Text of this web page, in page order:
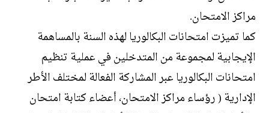
مراكز الامتحان.
كما تميزت امتحانات البكالوريا لهذه السنة بالمساهمة
الإيجابية لمجموعة من المتدخلين في عملية تنظيم
امتحانات البكالوريا عبر المشاركة الفعالة لمختلف الأطر
الإدارية ( رؤساء مراكز الامتحان، أعضاء كتابة امتحان